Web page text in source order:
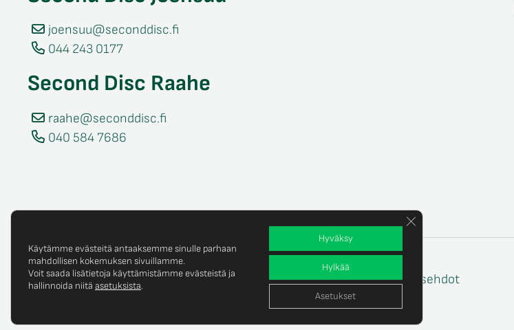
joensuu@seconddisc.fi
044 243 0177
Second Disc Raahe
raahe@seconddisc.fi
040 584 7686
© Copyright 2025 Second Disc Oy Tietosuojaseloste Tilaus- ja toimitusehdot
Käytämme evästeitä antaaksemme sinulle parhaan
mahdollisen kokemuksen sivuillamme.
Voit saada lisätietoja käyttämistämme evästeistä ja
hallinnoida niitä asetuksista.
Hyväksy
Hylkää
Asetukset
Sulje evästebanneri